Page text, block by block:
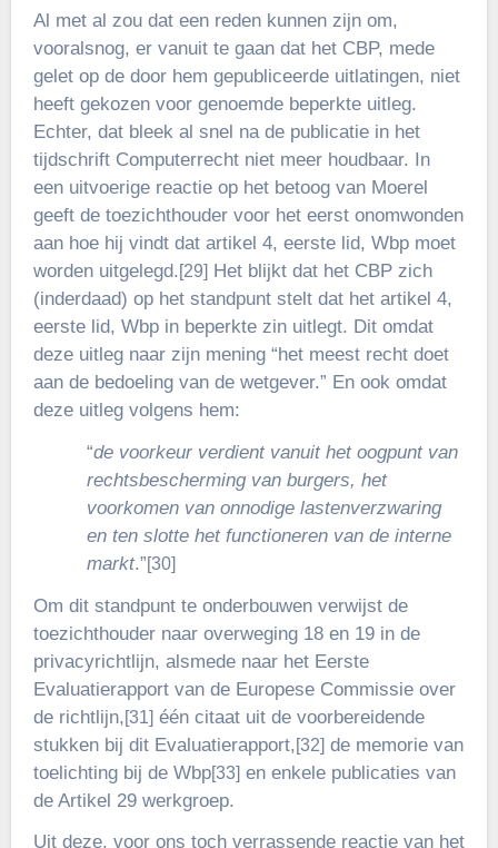
Al met al zou dat een reden kunnen zijn om,
vooralsnog, er vanuit te gaan dat het CBP, mede
gelet op de door hem gepubliceerde uitlatingen, niet
heeft gekozen voor genoemde beperkte uitleg.
Echter, dat bleek al snel na de publicatie in het
tijdschrift Computerrecht niet meer houdbaar. In
een uitvoerige reactie op het betoog van Moerel
geeft de toezichthouder voor het eerst onomwonden
aan hoe hij vindt dat artikel 4, eerste lid, Wbp moet
worden uitgelegd.[29]Het blijkt dat het CBP zich
(inderdaad) op het standpunt stelt dat het artikel 4,
eerste lid, Wbp in beperkte zin uitlegt. Dit omdat
deze uitleg naar zijn mening “het meest recht doet
aan de bedoeling van de wetgever.” En ook omdat
deze uitleg volgens hem:
“de voorkeur verdient vanuit het oogpunt van
rechtsbescherming van burgers, het
voorkomen van onnodige lastenverzwaring
en ten slotte het functioneren van de interne
markt.”[30]
Om dit standpunt te onderbouwen verwijst de
toezichthouder naar overweging 18 en 19 in de
privacyrichtlijn, alsmede naar het Eerste
Evaluatierapport van de Europese Commissie over
de richtlijn,[31]één citaat uit de voorbereidende
stukken bij dit Evaluatierapport,[32]de memorie van
toelichting bij de Wbp[33]en enkele publicaties van
de Artikel 29 werkgroep.
Uit deze, voor ons toch verrassende reactie van het